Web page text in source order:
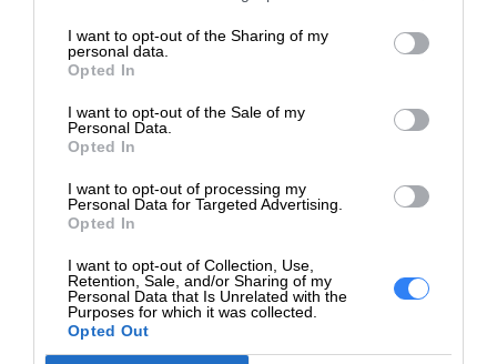
I want to opt-out of the Sharing of my
personal data.
Opted In
I want to opt-out of the Sale of my
Personal Data.
Opted In
I want to opt-out of processing my
Personal Data for Targeted Advertising.
Opted In
I want to opt-out of Collection, Use,
Retention, Sale, and/or Sharing of my
Personal Data that Is Unrelated with the
Purposes for which it was collected.
Opted Out
druku.
Dzięki oryginalnym wkładom z tonerem HP zyskasz
spójne, bezproblemowe drukowanie, co pozwoli Ci działać
zgodnie z planem.